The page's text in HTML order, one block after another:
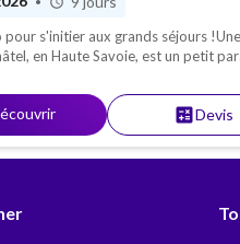
pour s'initier aux grands séjours
en Haute Savoie, est un petit
calculateDevis